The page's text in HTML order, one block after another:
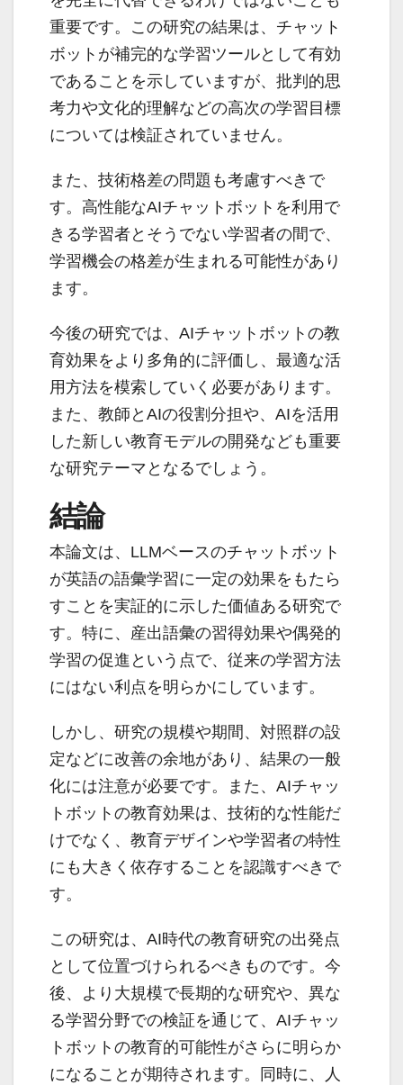
重要です。この研究の結果は、チャット
ボットが補完的な学習ツールとして有効
であることを示していますが、批判的思
考力や文化的理解などの高次の学習目標
については検証されていません。
また、技術格差の問題も考慮すべきで
す。高性能なAIチャットボットを利用で
きる学習者とそうでない学習者の間で、
学習機会の格差が生まれる可能性があり
ます。
今後の研究では、AIチャットボットの教
育効果をより多角的に評価し、最適な活
用方法を模索していく必要があります。
また、教師とAIの役割分担や、AIを活用
した新しい教育モデルの開発なども重要
な研究テーマとなるでしょう。
結論
本論文は、LLMベースのチャットボット
が英語の語彙学習に一定の効果をもたら
すことを実証的に示した価値ある研究で
す。特に、産出語彙の習得効果や偶発的
学習の促進という点で、従来の学習方法
にはない利点を明らかにしています。
しかし、研究の規模や期間、対照群の設
定などに改善の余地があり、結果の一般
化には注意が必要です。また、AIチャッ
トボットの教育効果は、技術的な性能だ
けでなく、教育デザインや学習者の特性
にも大きく依存することを認識すべきで
す。
この研究は、AI時代の教育研究の出発点
として位置づけられるべきものです。今
後、より大規模で長期的な研究や、異な
る学習分野での検証を通じて、AIチャッ
トボットの教育的可能性がさらに明らか
になることが期待されます。同時に、人